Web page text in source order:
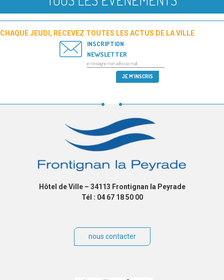
CHAQUE JEUDI, RECEVEZ TOUTES LES ACTUS DE LA VILLE
INSCRIPTION
NEWSLETTER
Hôtel de Ville – 34113 Frontignan la Peyrade
Tél : 04 67 18 50 00
nous contacter